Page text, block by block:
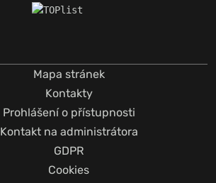
Mapa stránek
Kontakty
Prohlášení o přístupnosti
Kontakt na administrátora
GDPR
Cookies